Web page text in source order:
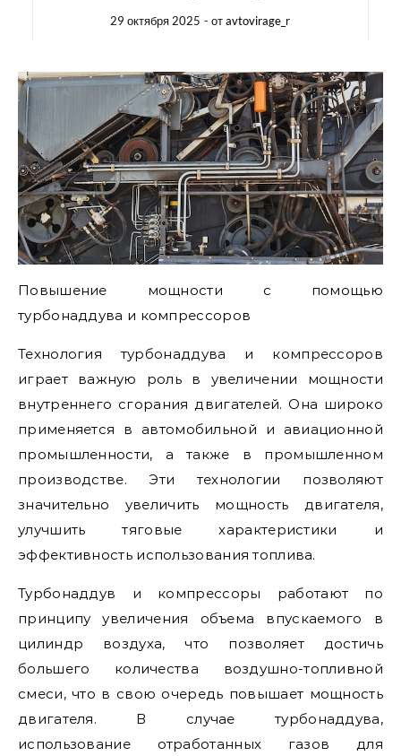
29 октября 2025 - отavtovirage_r
Повышение мощности с помощью
турбонаддува и компрессоров
Технология турбонаддува и компрессоров
играет важную роль в увеличении мощности
внутреннего сгорания двигателей. Она широко
применяется в автомобильной и авиационной
промышленности, а также в промышленном
производстве. Эти технологии позволяют
значительно увеличить мощность двигателя,
улучшить тяговые характеристики и
эффективность использования топлива.
Турбонаддув и компрессоры работают по
принципу увеличения объема впускаемого в
цилиндр воздуха, что позволяет достичь
большего количества воздушно-топливной
смеси, что в свою очередь повышает мощность
двигателя. В случае турбонаддува,
использование отработанных газов для